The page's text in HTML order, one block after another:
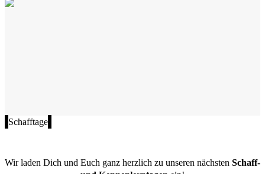
Schafftage
Wir laden Dich und Euch ganz herzlich zu unseren nächsten Schaff-